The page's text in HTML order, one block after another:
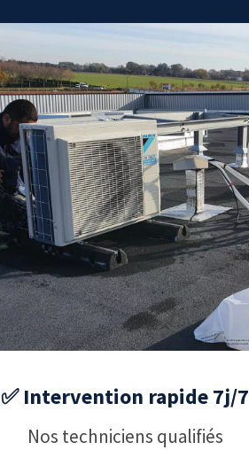
✅ Intervention rapide 7j/7
Nos techniciens qualifiés